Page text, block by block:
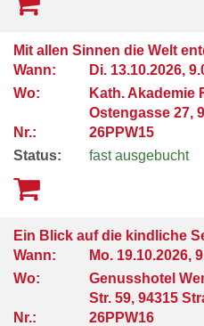
Mit allen Sinnen die Welt
Wann:
Di. 13.10.2026,
Wo:
Kath. Akademie
Ostengasse 27,
Nr.:
26PPW15
Status:
fast ausgebucht
Ein Blick auf die kindliche
Wann:
Mo. 19.10.2026,
Wo:
Genusshotel
Str. 59, 94315
Nr.:
26PPW16